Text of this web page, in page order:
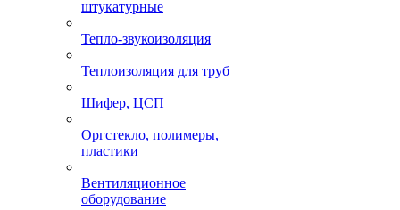
штукатурные
Тепло-звукоизоляция
Теплоизоляция для труб
Шифер, ЦСП
Оргстекло, полимеры,
пластики
Вентиляционное
оборудование